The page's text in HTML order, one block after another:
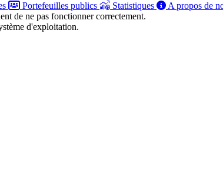
Portefeuilles publics Statistiques A propos de
de ne pas fonctionner correctement.
d'exploitation.